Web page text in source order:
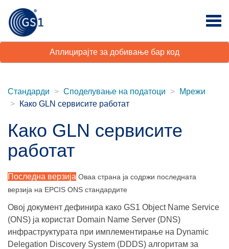
Аплицирајте за добивање бар код
Стандарди Споделување на податоци
Мрежи
Како GLN сервисите работат
Како GLN сервисите
работат
Последна верзија Оваа страна ја содржи последната
верзија на EPCIS ONS стандардите
Овој документ дефинира како GS1 Object Name Service
(ONS) ја користат Domain Name Server (DNS)
инфраструктурата при имплементирање на Dynamic
Delegation Discovery System (DDDS) алгоритам за